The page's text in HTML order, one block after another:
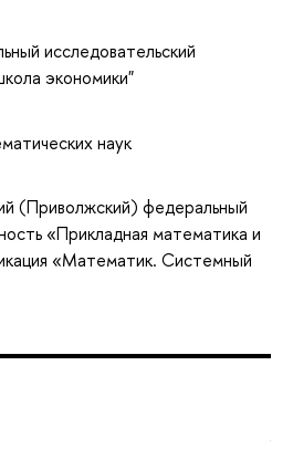
исследовательский
экономики"
наук
(Приволжский) федеральный
«Прикладная математика и
«Математик. Системный